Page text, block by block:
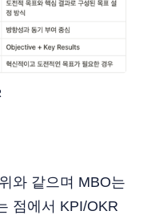
와 같으며 MBO는
점에서 KPI/OKR